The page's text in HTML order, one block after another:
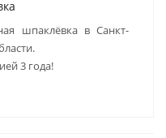
шпаклёвка в Санкт-
3 года!